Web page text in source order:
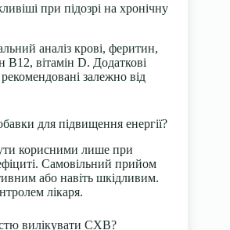
при підозрі на хронічну
аналіз крові, феритин,
B12, вітамін D. Додаткові
залежно від
для підвищення енергії?
корисними лише при
Самовільний прийом
або навіть шкідливим.
лікаря.
вилікувати СХВ?